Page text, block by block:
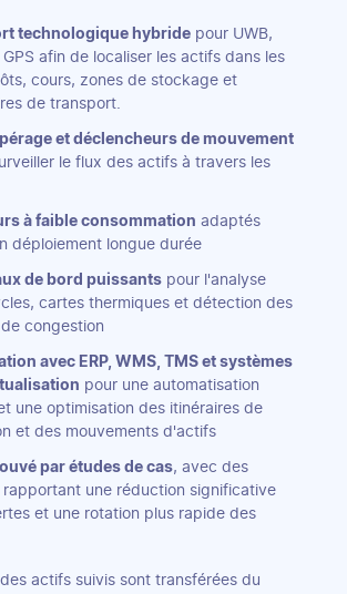
technologique hybride pour UWB,
GPS afin de localiser les actifs dans les
cours, zones de stockage et
de transport.
et déclencheurs de mouvement
le flux des actifs à travers les
à faible consommation adaptés
déploiement longue durée
de bord puissants pour l'analyse
cartes thermiques et détection des
congestion
avec ERP, WMS, TMS et systèmes
pour une automatisation
une optimisation des itinéraires de
et des mouvements d'actifs
par études de cas, avec des
rapportant une réduction significative
et une rotation plus rapide des
actifs suivis sont transférées du